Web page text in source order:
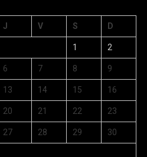
J V S D
1 2
6 7 8 9
13 14 15 16
20 21 22 23
27 28 29 30